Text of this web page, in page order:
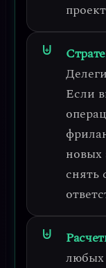
Если
новых
снять
любых